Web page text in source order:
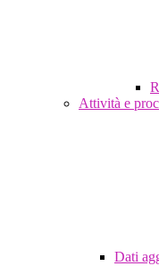
Attività e
Dati